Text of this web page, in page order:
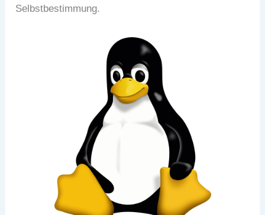
Selbstbestimmung.